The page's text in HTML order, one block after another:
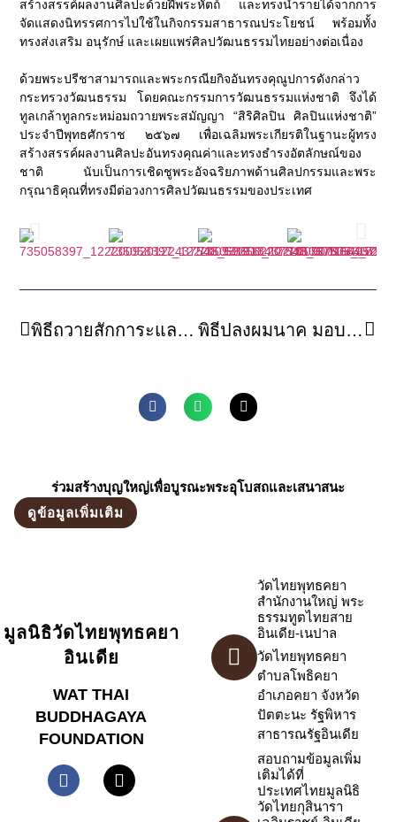
สร้างสรรค์ผลงานศิลปะด้วยฝีพระหัตถ์ และทรงนำรายได้จากการ
จัดแสดงนิทรรศการไปใช้ในกิจกรรมสาธารณประโยชน์ พร้อมทั้ง
ทรงส่งเสริม อนุรักษ์ และเผยแพร่ศิลปวัฒนธรรมไทยอย่างต่อเนื่อง
ด้วยพระปรีชาสามารถและพระกรณียกิจอันทรงคุณูปการดังกล่าว
กระทรวงวัฒนธรรม โดยคณะกรรมการวัฒนธรรมแห่งชาติ จึงได้
ทูลเกล้าทูลกระหม่อมถวายพระสมัญญา “สิริศิลปิน ศิลปินแห่งชาติ”
ประจำปีพุทธศักราช ๒๕๖๗ เพื่อเฉลิมพระเกียรติในฐานะผู้ทรง
สร้างสรรค์ผลงานศิลปะอันทรงคุณค่าและทรงธำรงอัตลักษณ์ของ
ชาติ นับเป็นการเชิดชูพระอัจฉริยภาพด้านศิลปกรรมและพระ
กรุณาธิคุณที่ทรงมีต่อวงการศิลปวัฒนธรรมของประเทศ
พิธีถวายสักการะและอัญเชิญพระมหามัยมุนีพระพุทธรูปศักดิ์สิทธิ์ประเทศเมียนมาร์ มาประดิษฐาน ณ วัดสุวรรณภูมิพุทธชยันตี พิธีปลงผมนาค มอบบริขาร โครงการบวชเรียนพระกรรมฐาน ณ แดนพุทธภูมิ รุ่นที่ ๒ (หลักสูตร ๑ เดือน)
ร่วมสร้างบุญใหญ่เพื่อบูรณะพระอุโบสถและเสนาสนะ
ดูข้อมูลเพิ่มเติม
มูลนิธิวัดไทยพุทธคยา
อินเดีย
WAT THAI
BUDDHAGAYA
FOUNDATION
วัดไทยพุทธคยา
สำนักงานใหญ่ พระ
ธรรมทูตไทยสาย
อินเดีย-เนปาล
วัดไทยพุทธคยา
ตำบลโพธิคยา
อำเภอคยา จังหวัด
ปัตตะนะ รัฐพิหาร
สาธารณรัฐอินเดีย
สอบถามข้อมูลเพิ่ม
เติมได้ที่
ประเทศไทยมูลนิธิ
วัดไทยกุสินารา